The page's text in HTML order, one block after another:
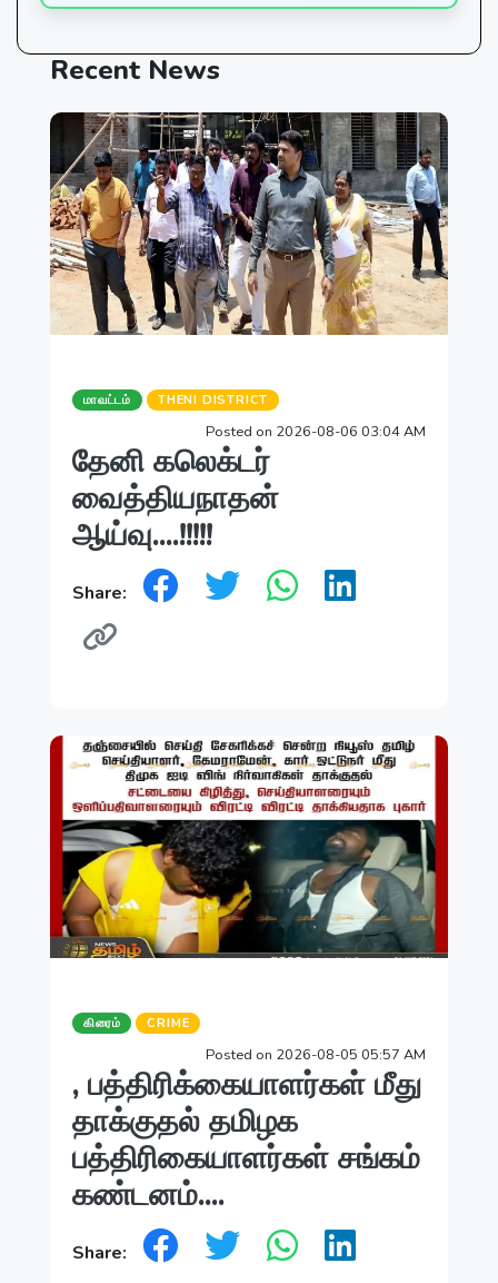
Recent News
மாவட்டம் THENI DISTRICT
Posted on 2026-08-06 03:04 AM
தேனி கலெக்டர்
வைத்தியநாதன்
ஆய்வு....!!!!!
Share:
கிரைம் CRIME
Posted on 2026-08-05 05:57 AM
, பத்திரிக்கையாளர்கள் மீது
தாக்குதல் தமிழக
பத்திரிகையாளர்கள் சங்கம்
கண்டனம்....
Share: